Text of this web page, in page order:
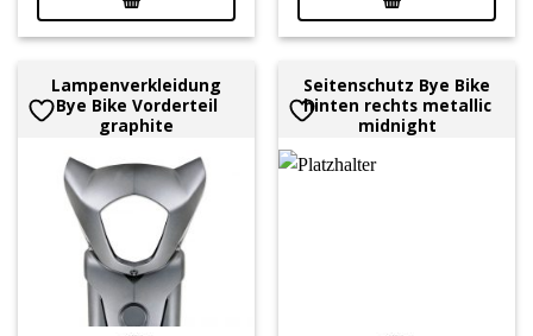
Lampenverkleidung
Bye Bike Vorderteil
graphite
Seitenschutz Bye Bike
hinten rechts metallic
midnight